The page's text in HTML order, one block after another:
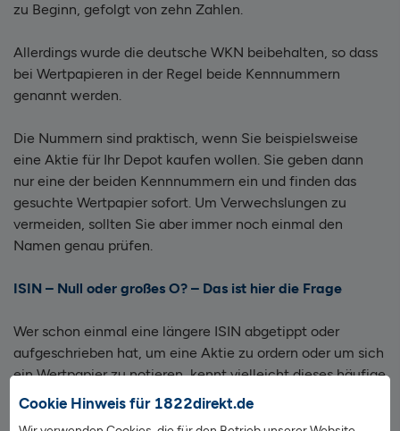
Cookie Hinweis für 1822direkt.de
zu Beginn, gefolgt von zehn Zahlen.
Allerdings wurde die deutsche WKN beibehalten, so dass
bei Wertpapieren in der Regel beide Kennnummern
genannt werden.
Die Nummern sind praktisch, wenn Sie beispielsweise
eine Aktie für Ihr Depot kaufen wollen. Sie geben dann
nur eine der beiden Kennnummern ein und finden das
gesuchte Wertpapier sofort. Um Verwechslungen zu
vermeiden, sollten Sie aber immer noch einmal den
Namen genau prüfen.
ISIN – Null oder großes O? – Das ist hier die Frage
Wer schon einmal eine längere ISIN abgetippt oder
aufgeschrieben hat, um eine Aktie zu ordern oder um sich
ein Wertpapier zu notieren, kennt vielleicht dieses häufige
Problem: „Ist das jetzt eine Null oder ein großes O?“